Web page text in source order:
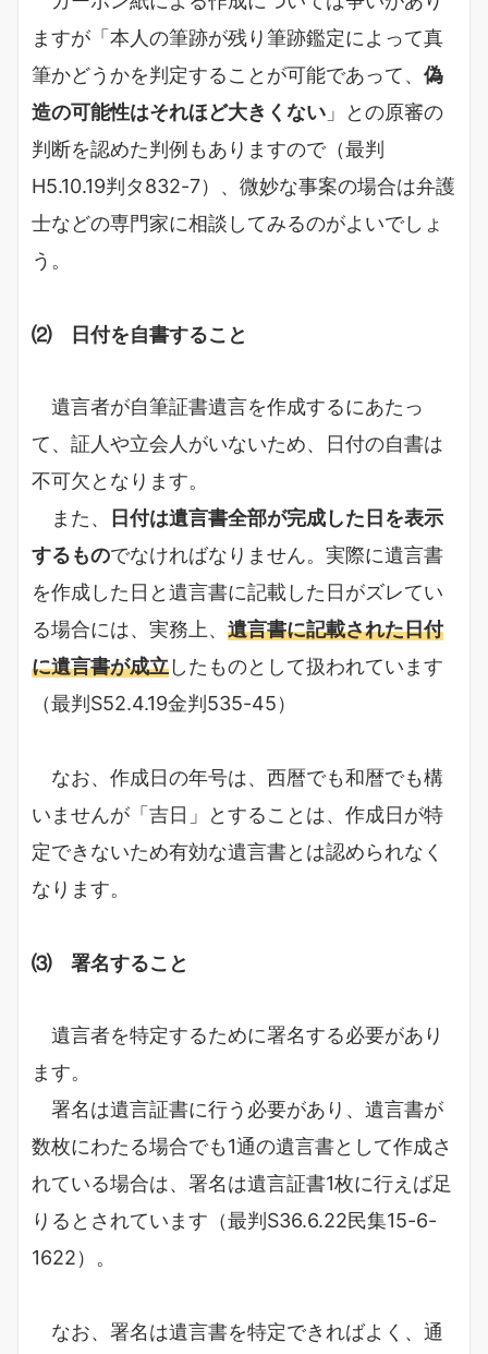
ますが「本人の筆跡が残り筆跡鑑定によって真
筆かどうかを判定することが可能であって、 偽
造の可能性はそれほど大きくない 」との原審の
判断を認めた判例もありますので（最判
H5.10.19判タ832-7）、微妙な事案の場合は弁護
士などの専門家に相談してみるのがよいでしょ
う。
⑵ 日付を自書すること
遺言者が自筆証書遺言を作成するにあたっ
て、証人や立会人がいないため、日付の自書は
不可欠となります。
また、
日付は遺言書全部が完成した日を表示
するものでなければなりません。実際に遺言書
を作成した日と遺言書に記載した日がズレてい
る場合には、実務上、 遺言書に記載された日付
に遺言書が成立したものとして扱われています
（最判S52.4.19金判535-45）
なお、作成日の年号は、西暦でも和暦でも構
いませんが「吉日」とすることは、作成日が特
定できないため有効な遺言書とは認められなく
なります。
⑶ 署名すること
遺言者を特定するために署名する必要があり
ます。
署名は遺言証書に行う必要があり、遺言書が
数枚にわたる場合でも1通の遺言書として作成さ
れている場合は、署名は遺言証書1枚に行えば足
りるとされています（最判S36.6.22民集15-6-
1622）。
なお、署名は遺言書を特定できればよく、通